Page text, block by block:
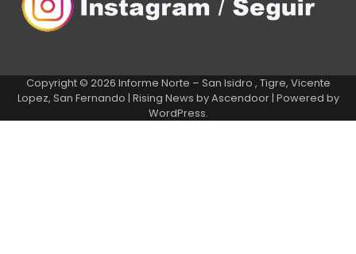
Copyright © 2026 Informe Norte – San Isidro , Tigre, Vicente
Lopez, San Fernando | Rising News byAscendoor| Powered by
WordPress.